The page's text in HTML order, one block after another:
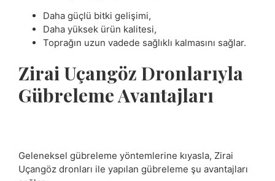
Daha güçlü bitki gelişimi,
Daha yüksek ürün kalitesi,
Toprağın uzun vadede sağlıklı kalmasını sağlar.
Zirai Uçangöz Dronlarıyla
Gübreleme Avantajları
Geleneksel gübreleme yöntemlerine kıyasla, Zirai
Uçangöz dronları ile yapılan gübreleme şu avantajları